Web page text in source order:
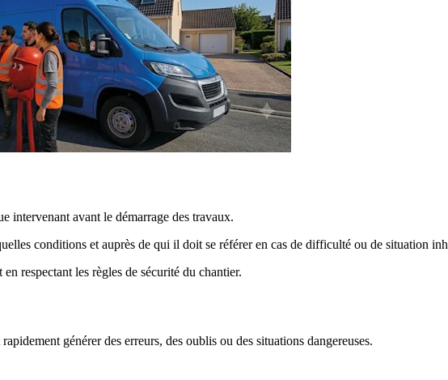
intervenant avant le démarrage des travaux.
conditions et auprès de qui il doit se référer en cas de difficulté ou de situation
respectant les règles de sécurité du chantier.
générer des erreurs, des oublis ou des situations dangereuses.